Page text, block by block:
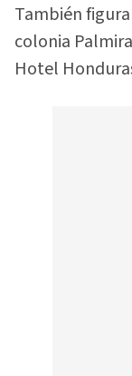
También
colonia
Hotel